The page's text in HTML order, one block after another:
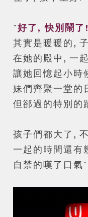
"好了, 快別鬧了!
其實是暖暖的,
在她的殿中, 一
讓她回憶起小時
妹們齊聚一堂的
但郤過的特別的
孩子們都大了,
一起的時間還有
自禁的嘆了口氣"